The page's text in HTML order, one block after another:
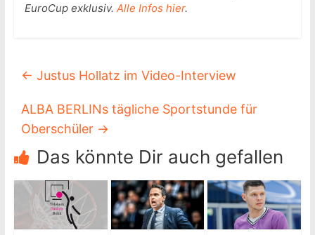
EuroCup exklusiv. Alle Infos hier.
← Justus Hollatz im Video-Interview
ALBA BERLINs tägliche Sportstunde für
Oberschüler →
Das könnte Dir auch gefallen